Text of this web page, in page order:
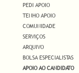
PEDI APOIO
TENHO APOIO
COMUNIDADE
SERVIÇOS
ARQUIVO
BOLSA ESPECIALISTAS
APOIO AO CANDIDATO